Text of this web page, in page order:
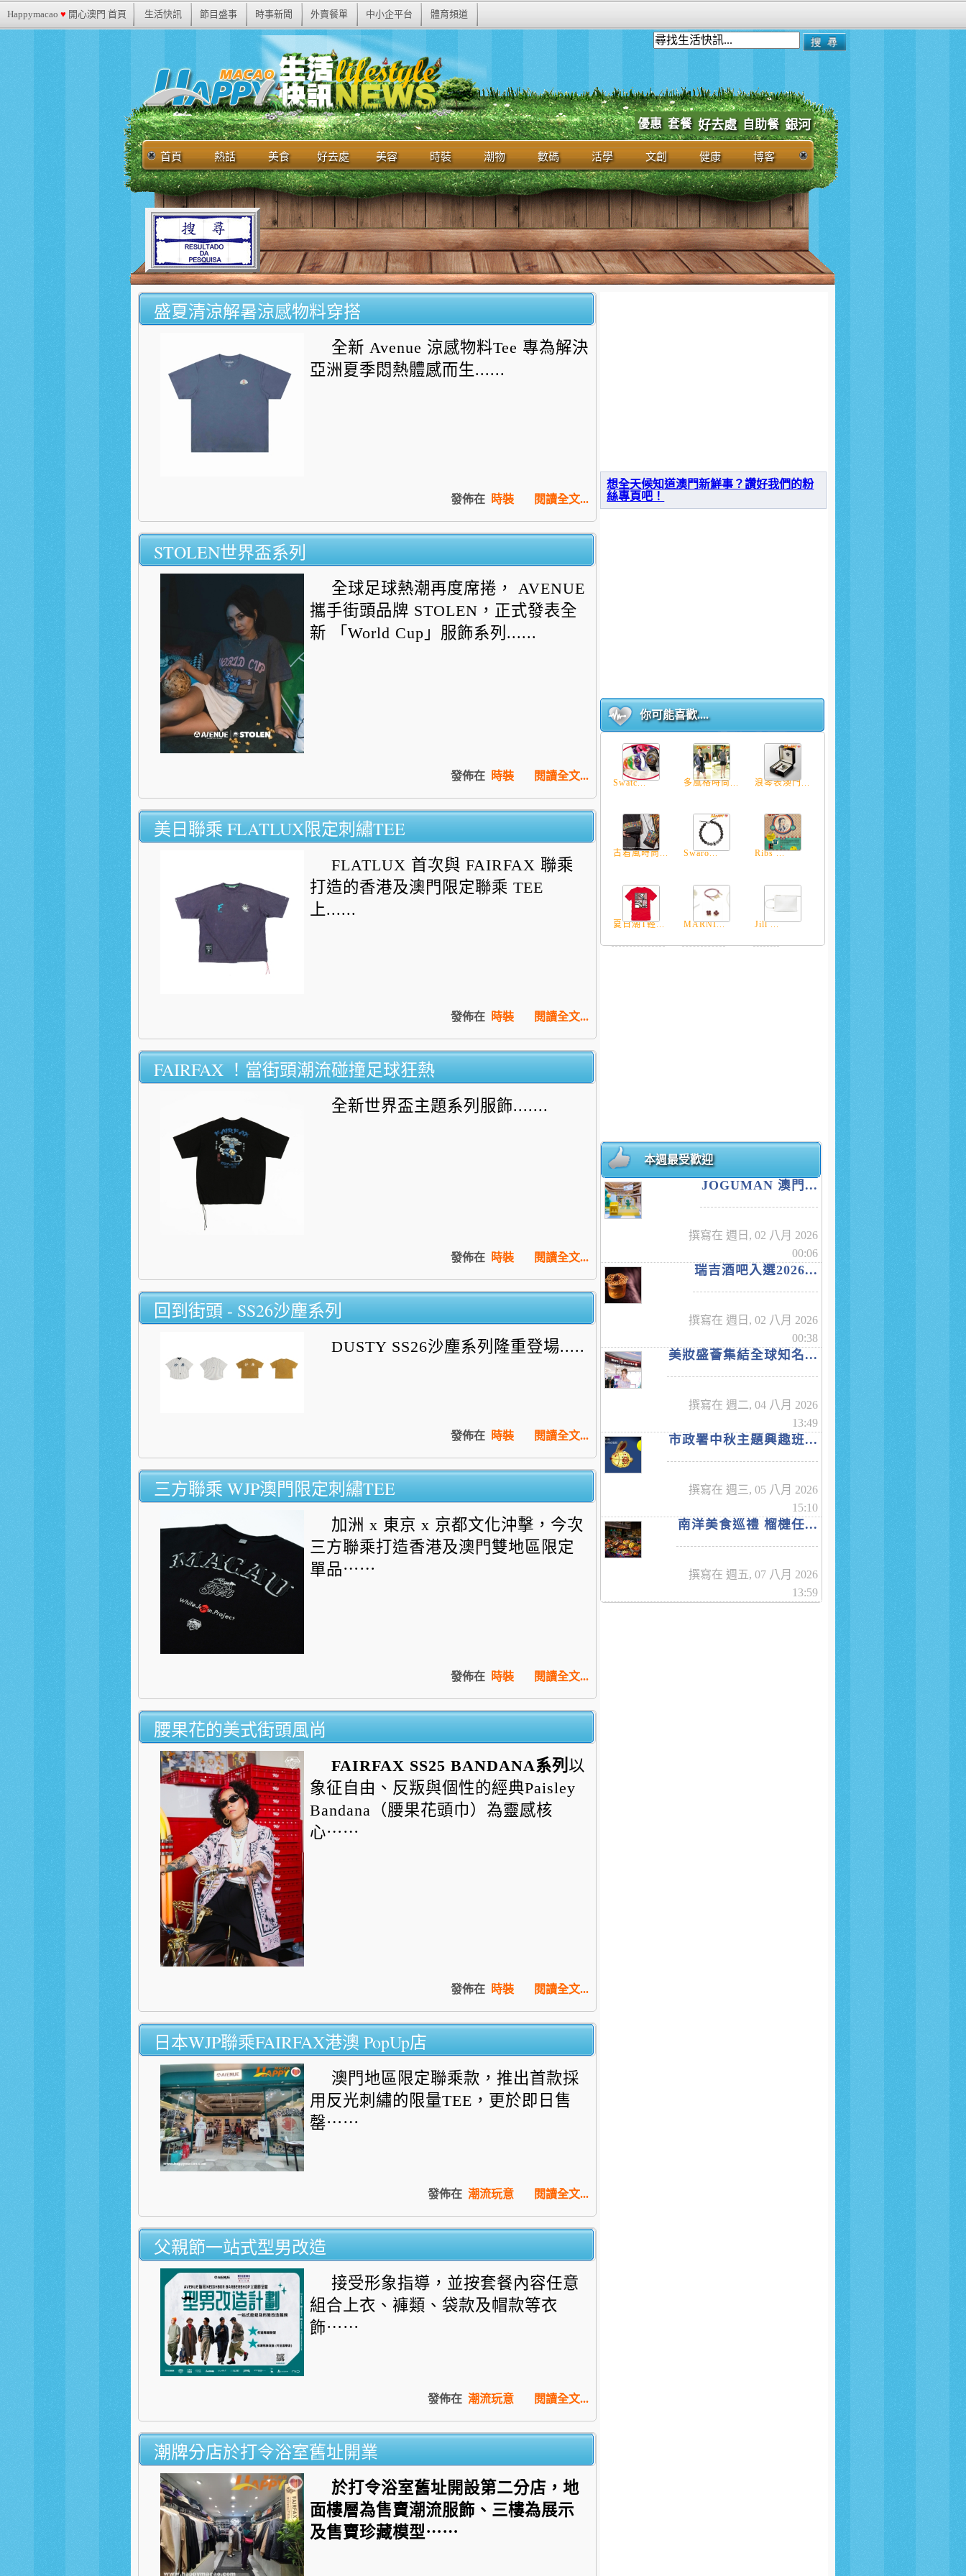
Happymacao ♥ 開心澳門 首頁 生活快訊 節目盛事 時事新聞 外賣餐單 中小企平台 體育頻道
優惠 套餐 好去處 自助餐 銀河
首頁 熱話 美食 好去處 美容 時裝 潮物 數碼 活學 文創 健康 博客
盛夏清涼解暑涼感物料穿搭
全新 Avenue 涼感物料Tee 專為解決
亞洲夏季悶熱體感而生......
閱讀全文...
發佈在 時裝
STOLEN世界盃系列
全球足球熱潮再度席捲， AVENUE
攜手街頭品牌 STOLEN，正式發表全
新 「World Cup」服飾系列......
閱讀全文...
發佈在 時裝
美日聯乘 FLATLUX限定刺繡TEE
FLATLUX 首次與 FAIRFAX 聯乘
打造的香港及澳門限定聯乘 TEE
上......
閱讀全文...
發佈在 時裝
FAIRFAX ！當街頭潮流碰撞足球狂熱
全新世界盃主題系列服飾.......
閱讀全文...
發佈在 時裝
回到街頭 - SS26沙塵系列
DUSTY SS26沙塵系列隆重登場.....
閱讀全文...
發佈在 時裝
三方聯乘 WJP澳門限定刺繡TEE
加洲 x 東京 x 京都文化沖擊，今次
三方聯乘打造香港及澳門雙地區限定
單品⋯⋯
閱讀全文...
發佈在 時裝
腰果花的美式街頭風尚
FAIRFAX SS25 BANDANA系列 以
象征自由、反叛與個性的經典Paisley
Bandana（腰果花頭巾）為靈感核
心⋯⋯
閱讀全文...
發佈在 時裝
日本WJP聯乘FAIRFAX港澳 PopUp店
澳門地區限定聯乘款，推出首款採
用反光刺繡的限量TEE，更於即日售
罄⋯⋯
閱讀全文...
發佈在 潮流玩意
父親節一站式型男改造
接受形象指導， 並按套餐內容任意
組合上衣、褲類、袋款及帽款等衣
飾⋯⋯
閱讀全文...
發佈在 潮流玩意
潮牌分店於打令浴室舊址開業
於打令浴室舊址開設第二分店，地
面樓層為售賣潮流服飾、 三樓為展示
及售賣珍藏模型⋯⋯
想全天候知道澳門新鮮事？讚好我們的粉
絲專頁吧！
你可能喜歡....
Swatc... 多風格時尚... 浪琴表澳門...
古着風時尚... Swaro... Ribs ...
夏日潮T輕... MARNI... Jill ...
本週最受歡迎
JOGUMAN 澳門...
撰寫在 週日, 02 八月 2026
00:06
瑞吉酒吧入選2026...
撰寫在 週日, 02 八月 2026
00:38
美妝盛薈集結全球知名...
撰寫在 週二, 04 八月 2026
13:49
市政署中秋主題興趣班...
撰寫在 週三, 05 八月 2026
15:10
南洋美食巡禮 榴槤任...
撰寫在 週五, 07 八月 2026
13:59